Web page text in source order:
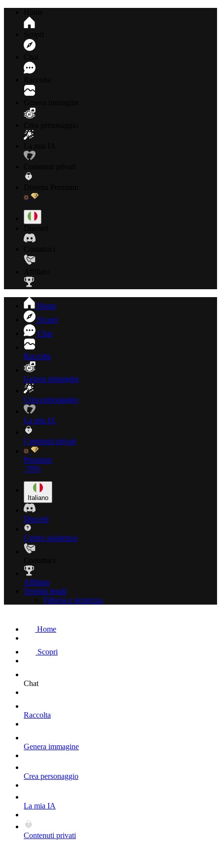
Home
Scopri
Chat
Raccolta
Genera immagine
Crea personaggio
La mia IA
Contenuti privati
Premium
-70%
Italiano
Discord
Centro assistenza
Affiliato
Termini legali
Fiducia e sicurezza
Home
Scopri
Chat
Raccolta
Genera immagine
Crea personaggio
La mia IA
Contenuti privati